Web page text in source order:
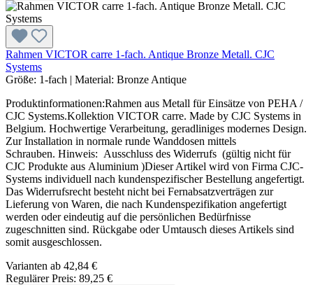
Rahmen VICTOR carre 1-fach. Antique Bronze Metall. CJC
Systems
Größe: 1-fach | Material: Bronze Antique
Produktinformationen:Rahmen aus Metall für Einsätze von PEHA /
CJC Systems.Kollektion VICTOR carre. Made by CJC Systems in
Belgium. Hochwertige Verarbeitung, geradliniges modernes Design.
Zur Installation in normale runde Wanddosen mittels
Schrauben. Hinweis: Ausschluss des Widerrufs (gültig nicht für
CJC Produkte aus Aluminium )Dieser Artikel wird von Firma CJC-
Systems individuell nach kundenspezifischer Bestellung angefertigt.
Das Widerrufsrecht besteht nicht bei Fernabsatzverträgen zur
Lieferung von Waren, die nach Kundenspezifikation angefertigt
werden oder eindeutig auf die persönlichen Bedürfnisse
zugeschnitten sind. Rückgabe oder Umtausch dieses Artikels sind
somit ausgeschlossen.
Varianten ab 42,84 €
Regulärer Preis: 89,25 €